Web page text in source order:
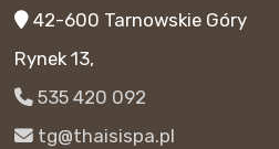
42-600 Tarnowskie Góry
Rynek 13,
535 420 092
tg@thaisispa.pl